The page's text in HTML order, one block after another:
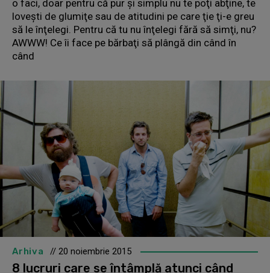
o faci, doar pentru că pur şi simplu nu te poţi abţine, te
loveşti de glumiţe sau de atitudini pe care ţie ţi-e greu
să le înţelegi. Pentru că tu nu înţelegi fără să simţi, nu?
AWWW! Ce îi face pe bărbaţi să plângă din când în
când
Arhiva // 20 noiembrie 2015
8 lucruri care se întâmplă atunci când